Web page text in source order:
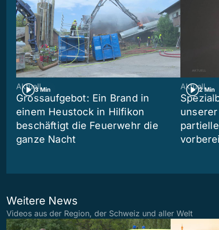
3 Min
Aktuell
Grossaufgebot: Ein Brand in
einem Heustock in Hilfikon
beschäftigt die Feuerwehr die
ganze Nacht
2 Min
Aktuell
Weitere News
Videos aus der Region, der Schweiz und aller Welt